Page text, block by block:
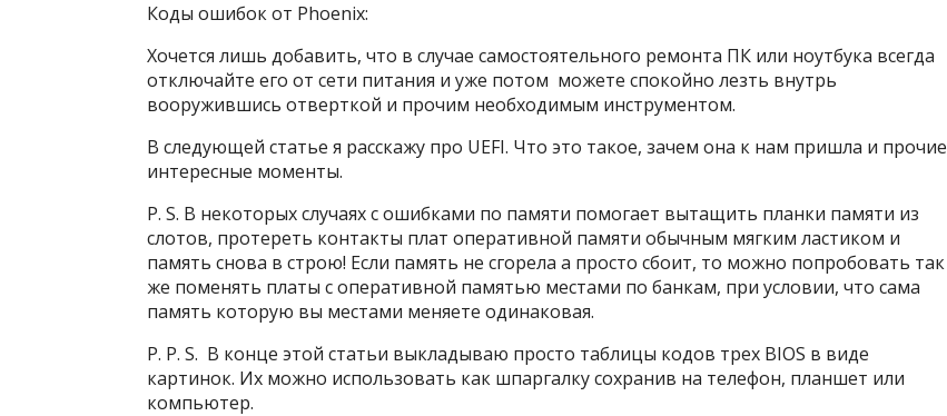
Коды ошибок от Phoenix:
Хочется лишь добавить, что в случае самостоятельного ремонта ПК или ноутбука всегда
отключайте его от сети питания и уже потом можете спокойно лезть внутрь
вооружившись отверткой и прочим необходимым инструментом.
В следующей статье я расскажу про UEFI. Что это такое, зачем она к нам пришла и прочие
интересные моменты.
P. S. В некоторых случаях с ошибками по памяти помогает вытащить планки памяти из
слотов, протереть контакты плат оперативной памяти обычным мягким ластиком и
память снова в строю! Если память не сгорела а просто сбоит, то можно попробовать так
же поменять платы с оперативной памятью местами по банкам, при условии, что сама
память которую вы местами меняете одинаковая.
P. P. S. В конце этой статьи выкладываю просто таблицы кодов трех BIOS в виде
картинок. Их можно использовать как шпаргалку сохранив на телефон, планшет или
компьютер.